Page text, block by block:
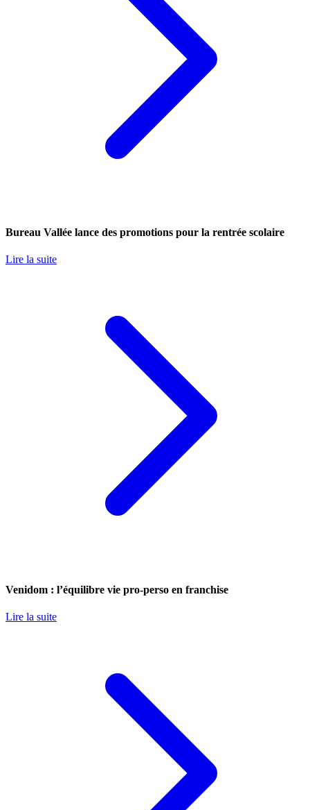
Bureau Vallée lance des promotions pour la rentrée scolaire
Lire la suite
Venidom : l’équilibre vie pro-perso en franchise
Lire la suite